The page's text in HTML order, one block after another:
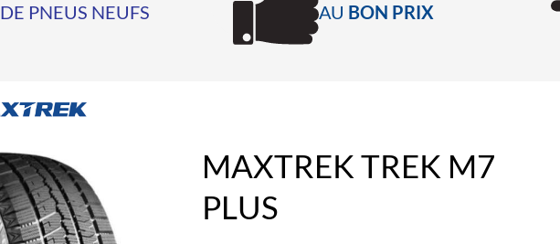
DE PNEUS NEUFS
AU BON PRIX
MAXTREK TREK M7
PLUS